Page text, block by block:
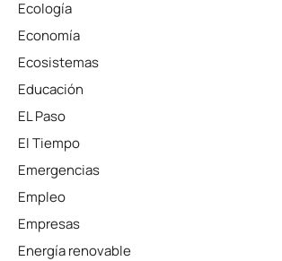
Ecología
Economía
Ecosistemas
Educación
EL Paso
El Tiempo
Emergencias
Empleo
Empresas
Energía renovable